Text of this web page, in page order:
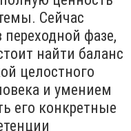
Сейчас
фазе,
найти баланс
целостного
и умением
его конкретные